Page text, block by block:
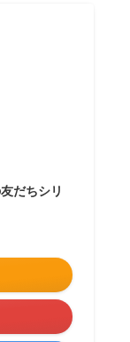
だちシリ